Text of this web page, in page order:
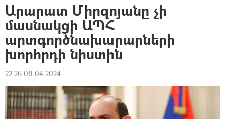
Արարատ Միրզոյանը չի
մասնակցի ԱՊՀ
արտգործնախարարների
խորհրդի նիստին
22:26 08.04.2024